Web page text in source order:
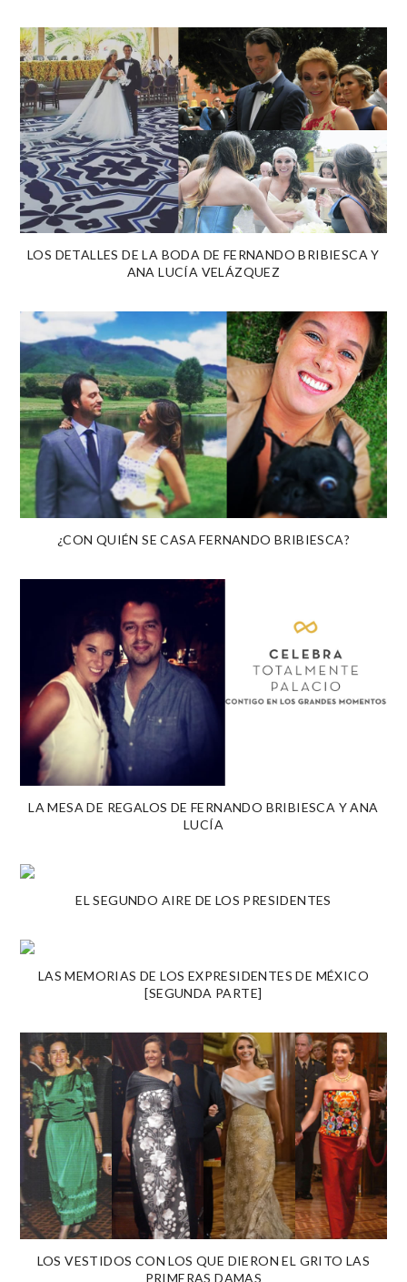
LOS DETALLES DE LA BODA DE FERNANDO BRIBIESCA Y
ANA LUCÍA VELÁZQUEZ
¿CON QUIÉN SE CASA FERNANDO BRIBIESCA?
LA MESA DE REGALOS DE FERNANDO BRIBIESCA Y ANA
LUCÍA
EL SEGUNDO AIRE DE LOS PRESIDENTES
LAS MEMORIAS DE LOS EXPRESIDENTES DE MÉXICO
[SEGUNDA PARTE]
LOS VESTIDOS CON LOS QUE DIERON EL GRITO LAS
PRIMERAS DAMAS